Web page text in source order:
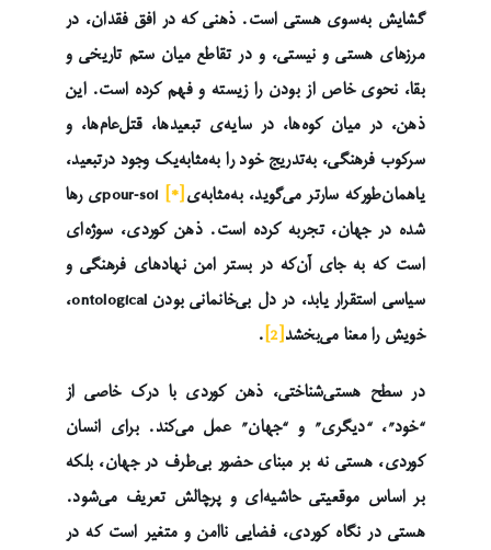
گشایش به‌سوی هستی است. ذهنی که در افق فقدان، در
مرزهای هستی و نیستی، و در تقاطع میان ستم تاریخی و
بقا، نحوی خاص از بودن را زیسته و فهم کرده است. این
ذهن، در میان کوه‌ها، در سایه‌ی تبعیدها، قتل‌عام‌ها، و
سرکوب فرهنگی، بەتدریج خود را بەمثابه‌یک وجود درتبعید،
یاهمان‌طورکه سارتر می‌گوید، بەمثابه‌ی[*]
pour-soiی رها
شده در جهان، تجربه کرده است. ذهن کوردی، سوژه‌ای
است که به جای آن‌که در بستر امن نهادهای فرهنگی و
سیاسی استقرار یابد، در دل بی‌خانمانی بودن ontological،
خویش را معنا می‌بخشد[2]
.
در سطح هستی‌شناختی، ذهن کوردی با درک خاصی از
“خود”، “دیگری” و “جهان” عمل می‌کند. برای انسان
کوردی، هستی نه بر مبنای حضور بی‌طرف در جهان، بلکه
بر اساس موقعیتی حاشیه‌ای و پرچالش تعریف می‌شود.
هستی در نگاه کوردی، فضایی ناامن و متغیر است که در